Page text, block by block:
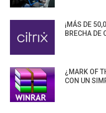
¡MÁS DE
BRECHA DE
¿MARK OF
CON UN